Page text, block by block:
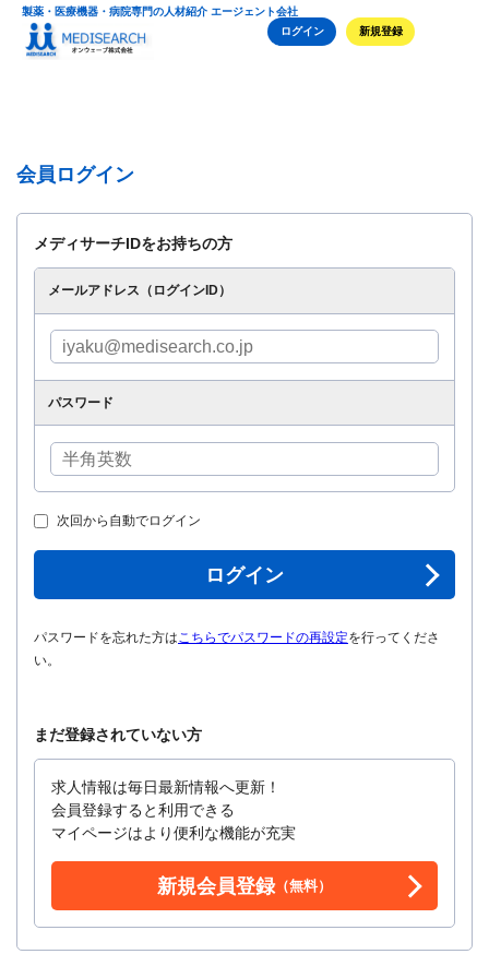
製薬・医療機器・病院専門の人材紹介 エージェント会社
ログイン
新規登録
会員ログイン
メディサーチIDをお持ちの方
メールアドレス（ログインID）
パスワード
次回から自動でログイン
ログイン
パスワードを忘れた方はこちらでパスワードの再設定を行ってくださ
い。
まだ登録されていない方
求人情報は毎日最新情報へ更新！
会員登録すると利用できる
マイページはより便利な機能が充実
新規会員登録（無料）